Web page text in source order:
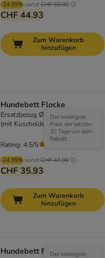
-24.99% sonstCHF 59.90
CHF 44.93
Zum Warenkorb
hinzufügen
Hundebett Flocke
Ersatzbezug Ø 115 cm, hellgrau
(mit Kuscheldecke)
-24.99% sonstCHF 47.90
Der niedrigste
Preis der letzten
30 Tage vor dem
Rabatt
CHF 35.93
Rating: 4.5/5
Zum Warenkorb
hinzufügen
Hundebett FlockeDer niedrigste